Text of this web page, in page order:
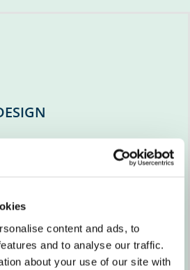
content and ads, to
and to analyse our traffic.
about your use of our site with
&